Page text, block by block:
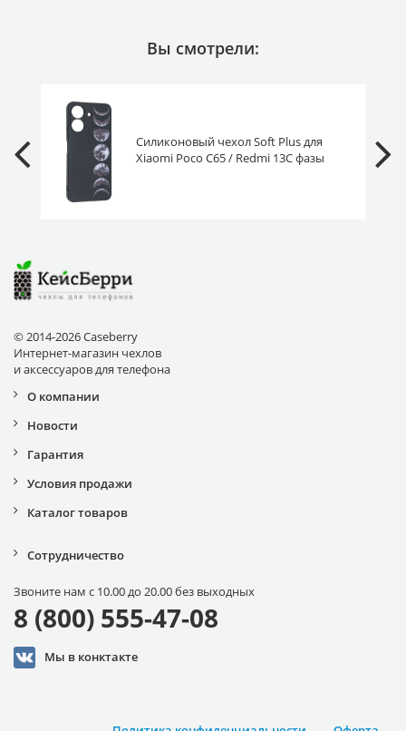
Вы смотрели:
Силиконовый чехол Soft Plus для
Xiaomi Poco C65 / Redmi 13C фазы
© 2014-2026 Caseberry
Интернет-магазин чехлов
и аксессуаров для телефона
О компании
Новости
Гарантия
Условия продажи
Каталог товаров
Сотрудничество
Звоните нам с 10.00 до 20.00 без выходных
8 (800) 555-47-08
Мы в конктакте